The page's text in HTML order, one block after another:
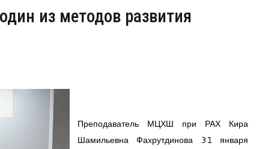
из методов развития
Преподаватель МЦХШ при РАХ Кира
Шамильевна Фахрутдинова 31 января